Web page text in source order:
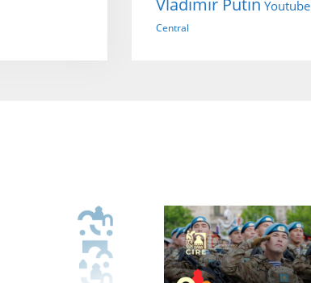
Youtube
Central